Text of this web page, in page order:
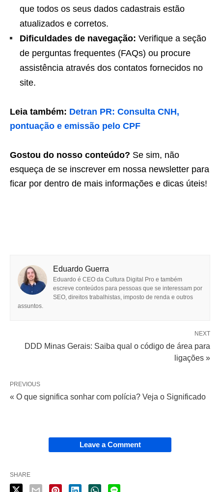
que todos os seus dados cadastrais estão
atualizados e corretos.
Dificuldades de navegação: Verifique a seção
de perguntas frequentes (FAQs) ou procure
assistência através dos contatos fornecidos no
site.
Leia também: Detran PR: Consulta CNH,
pontuação e emissão pelo CPF
Gostou do nosso conteúdo? Se sim, não
esqueça de se inscrever em nossa newsletter para
ficar por dentro de mais informações e dicas úteis!
Eduardo Guerra
Eduardo é CEO da Cultura Digital Pro e também
escreve conteúdos para pessoas que se interessam por
SEO, direitos trabalhistas, imposto de renda e outros
assuntos.
NEXT
DDD Minas Gerais: Saiba qual o código de área para
ligações »
PREVIOUS
« O que significa sonhar com polícia? Veja o Significado
Leave a Comment
SHARE